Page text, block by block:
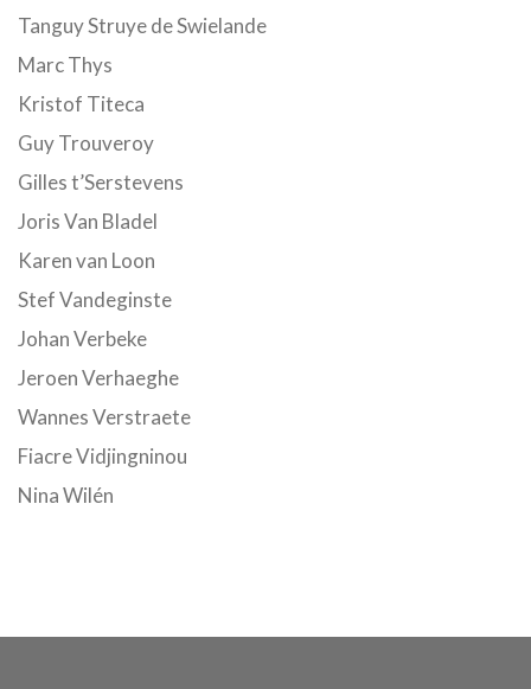
Tanguy Struye de Swielande
Marc Thys
Kristof Titeca
Guy Trouveroy
Gilles t’Serstevens
Joris Van Bladel
Karen van Loon
Stef Vandeginste
Johan Verbeke
Jeroen Verhaeghe
Wannes Verstraete
Fiacre Vidjingninou
Nina Wilén